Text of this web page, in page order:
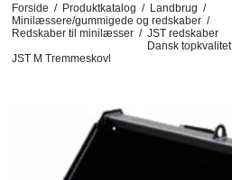
Forside / Produktkatalog / Landbrug /
Minilæssere/gummigede og redskaber /
Redskaber til minilæsser / JST redskaber
Dansk topkvalitet
JST M Tremmeskovl